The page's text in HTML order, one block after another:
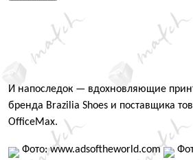
И напоследок — вдохновляющие
бренда Brazilia Shoes и поставщика
OfficeMax.
Фото: www.adsoftheworld.com